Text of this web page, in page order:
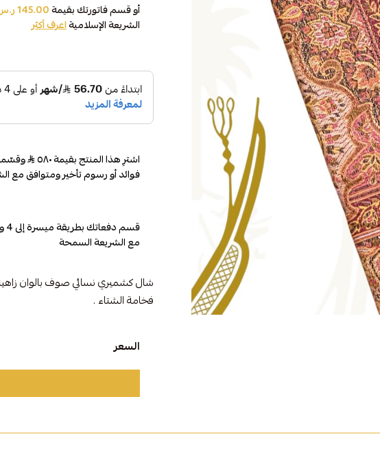
أو قسم فاتورتك بقيمة145.00 ر.س
الشريعة الإسلاميةاعرف أكثر
اشترِ هذا المنتج بقيمة ٥٨٠
فوائد أو رسوم تأخير ومتوافق مع
مع الشريعة السمحة
شال كشميري نسائي صوف بالوان
فخامة الشتاء .
السعر